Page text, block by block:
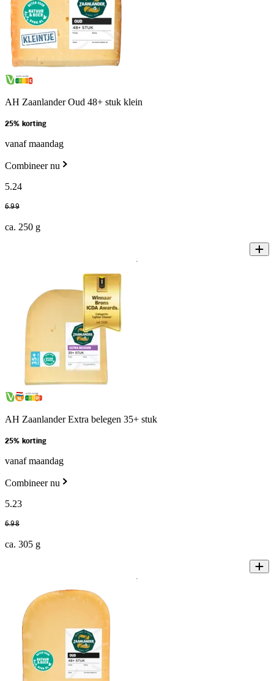
AH Zaanlander Oud 48+ stuk klein
25% korting
vanaf maandag
Combineer nu
5.24
6.99
ca. 250 g
AH Zaanlander Extra belegen 35+ stuk
25% korting
vanaf maandag
Combineer nu
5.23
6.98
ca. 305 g